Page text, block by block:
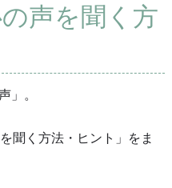
声を聞く方
」。
聞く方法・ヒント」をま